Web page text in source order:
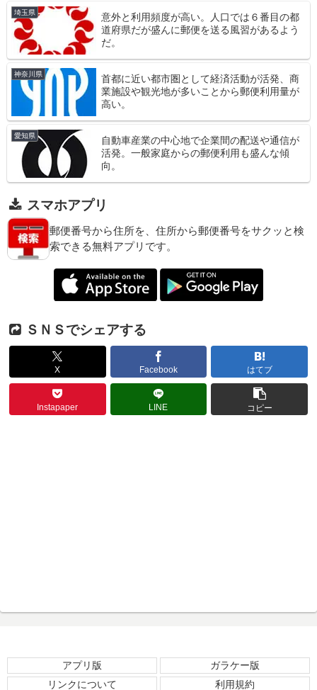
埼玉県
意外と利用頻度が高い。人口では６番目の都
道府県だが盛んに郵便を送る風習があるよう
だ。
神奈川県
首都に近い都市圏として経済活動が活発、商
業施設や観光地が多いことから郵便利用量が
高い。
愛知県
自動車産業の中心地で企業間の配送や通信が
活発。一般家庭からの郵便利用も盛んな傾
向。
スマホアプリ
郵便番号から住所を、住所から郵便番号をサクッと検
索できる無料アプリです。
ＳＮＳでシェアする
X Facebook はてブ
Instapaper LINE コピー
アプリ版
ガラケー版
リンクについて
利用規約